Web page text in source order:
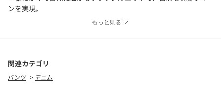
ンを実現。
・センタープレス入りで美脚効果＆キレイめな印象。
【素材】
・本格的なデニムの表情にこだわった、オリジナルのデニムシリ
ーズ
もっと見る
関連カテゴリ
パンツ デニム